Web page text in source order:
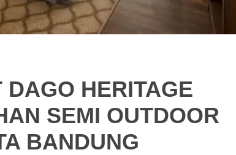
HERITAGE
SEMI OUTDOOR
BANDUNG